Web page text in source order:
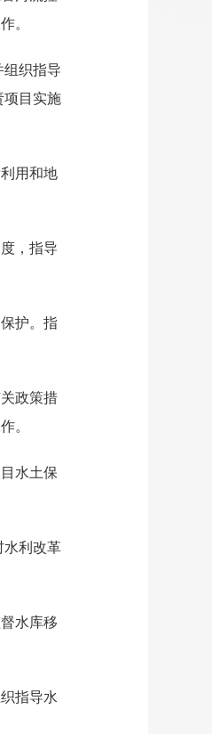
。
组织指导
项目实施
用和地
，指导
护。指
政策措
。
水土保
水利改革
水库移
指导水